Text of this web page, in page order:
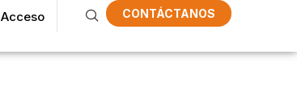
Acceso CONTÁCTANOS